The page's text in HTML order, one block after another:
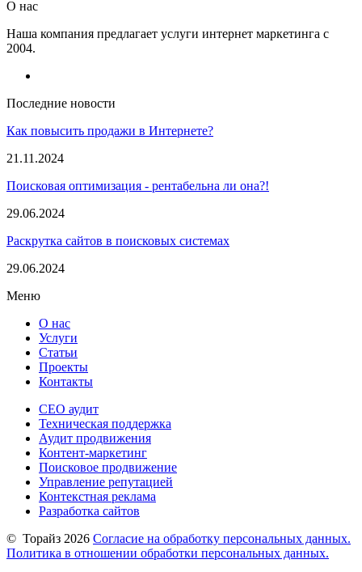
О нас
Наша компания предлагает услуги интернет маркетинга с
2004.
Последние новости
Как повысить продажи в Интернете?
21.11.2024
Поисковая оптимизация - рентабельна ли она?!
29.06.2024
Раскрутка сайтов в поисковых системах
29.06.2024
Меню
О нас
Услуги
Статьи
Проекты
Контакты
СЕО аудит
Техническая поддержка
Аудит продвижения
Контент-маркетинг
Поисковое продвижение
Управление репутацией
Контекстная реклама
Разработка сайтов
© Торайз 2026 Согласие на обработку персональных данных.
Политика в отношении обработки персональных данных.